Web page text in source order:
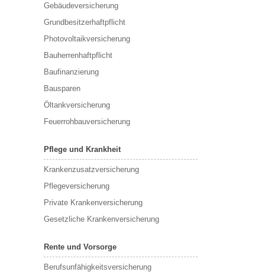
Gebäudeversicherung
Grundbesitzerhaftpflicht
Photovoltaikversicherung
Bauherrenhaftpflicht
Baufinanzierung
Bausparen
Öltankversicherung
Feuerrohbauversicherung
Pflege und Krankheit
Krankenzusatzversicherung
Pflegeversicherung
Private Krankenversicherung
Gesetzliche Krankenversicherung
Rente und Vorsorge
Berufs­unfähigkeitsversicherung